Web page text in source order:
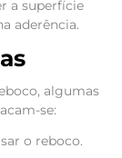
a superfície
aderência.
algumas
se:
o reboco.